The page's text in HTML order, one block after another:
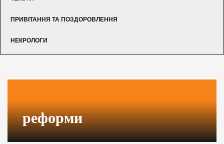
ПРИВІТАННЯ ТА ПОЗДОРОВЛЕННЯ
НЕКРОЛОГИ
реформи